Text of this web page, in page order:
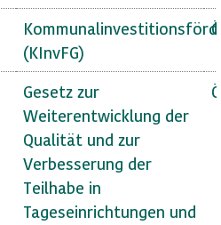
(KInvFG)
Gesetz zur
Weiterentwicklung der
Qualität und zur
Verbesserung der
Teilhabe in
Tageseinrichtungen und